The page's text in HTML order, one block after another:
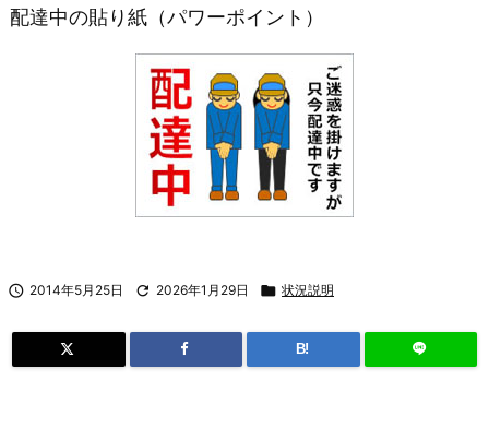
配達中の貼り紙（パワーポイント）
 2014年5月25日  2026年1月29日  状況説明
B!